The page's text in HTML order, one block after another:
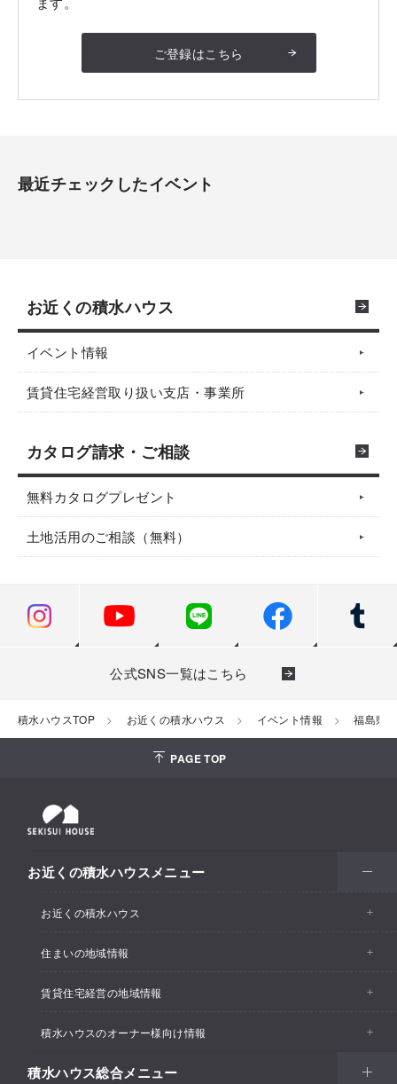
ご登録はこちら
最近チェックしたイベント
お近くの積水ハウス
イベント情報
賃貸住宅経営取り扱い支店・事業所
カタログ請求・ご相談
無料カタログプレゼント
土地活用のご相談（無料）
公式SNS一覧はこちら
積水ハウスTOP お近くの積水ハウス イベント情報 福島県
PAGE TOP
お近くの積水ハウスメニュー
お近くの積水ハウス
お近くの積水ハウストップ
住まいの地域情報
イベント情報
住宅展示場・ショールーム情報
賃貸住宅経営の地域情報
イベント情報
支店・事業所情報
積水ハウスのオーナー様向け情報
カスタマーズセンター
積水ハウス総合メニュー